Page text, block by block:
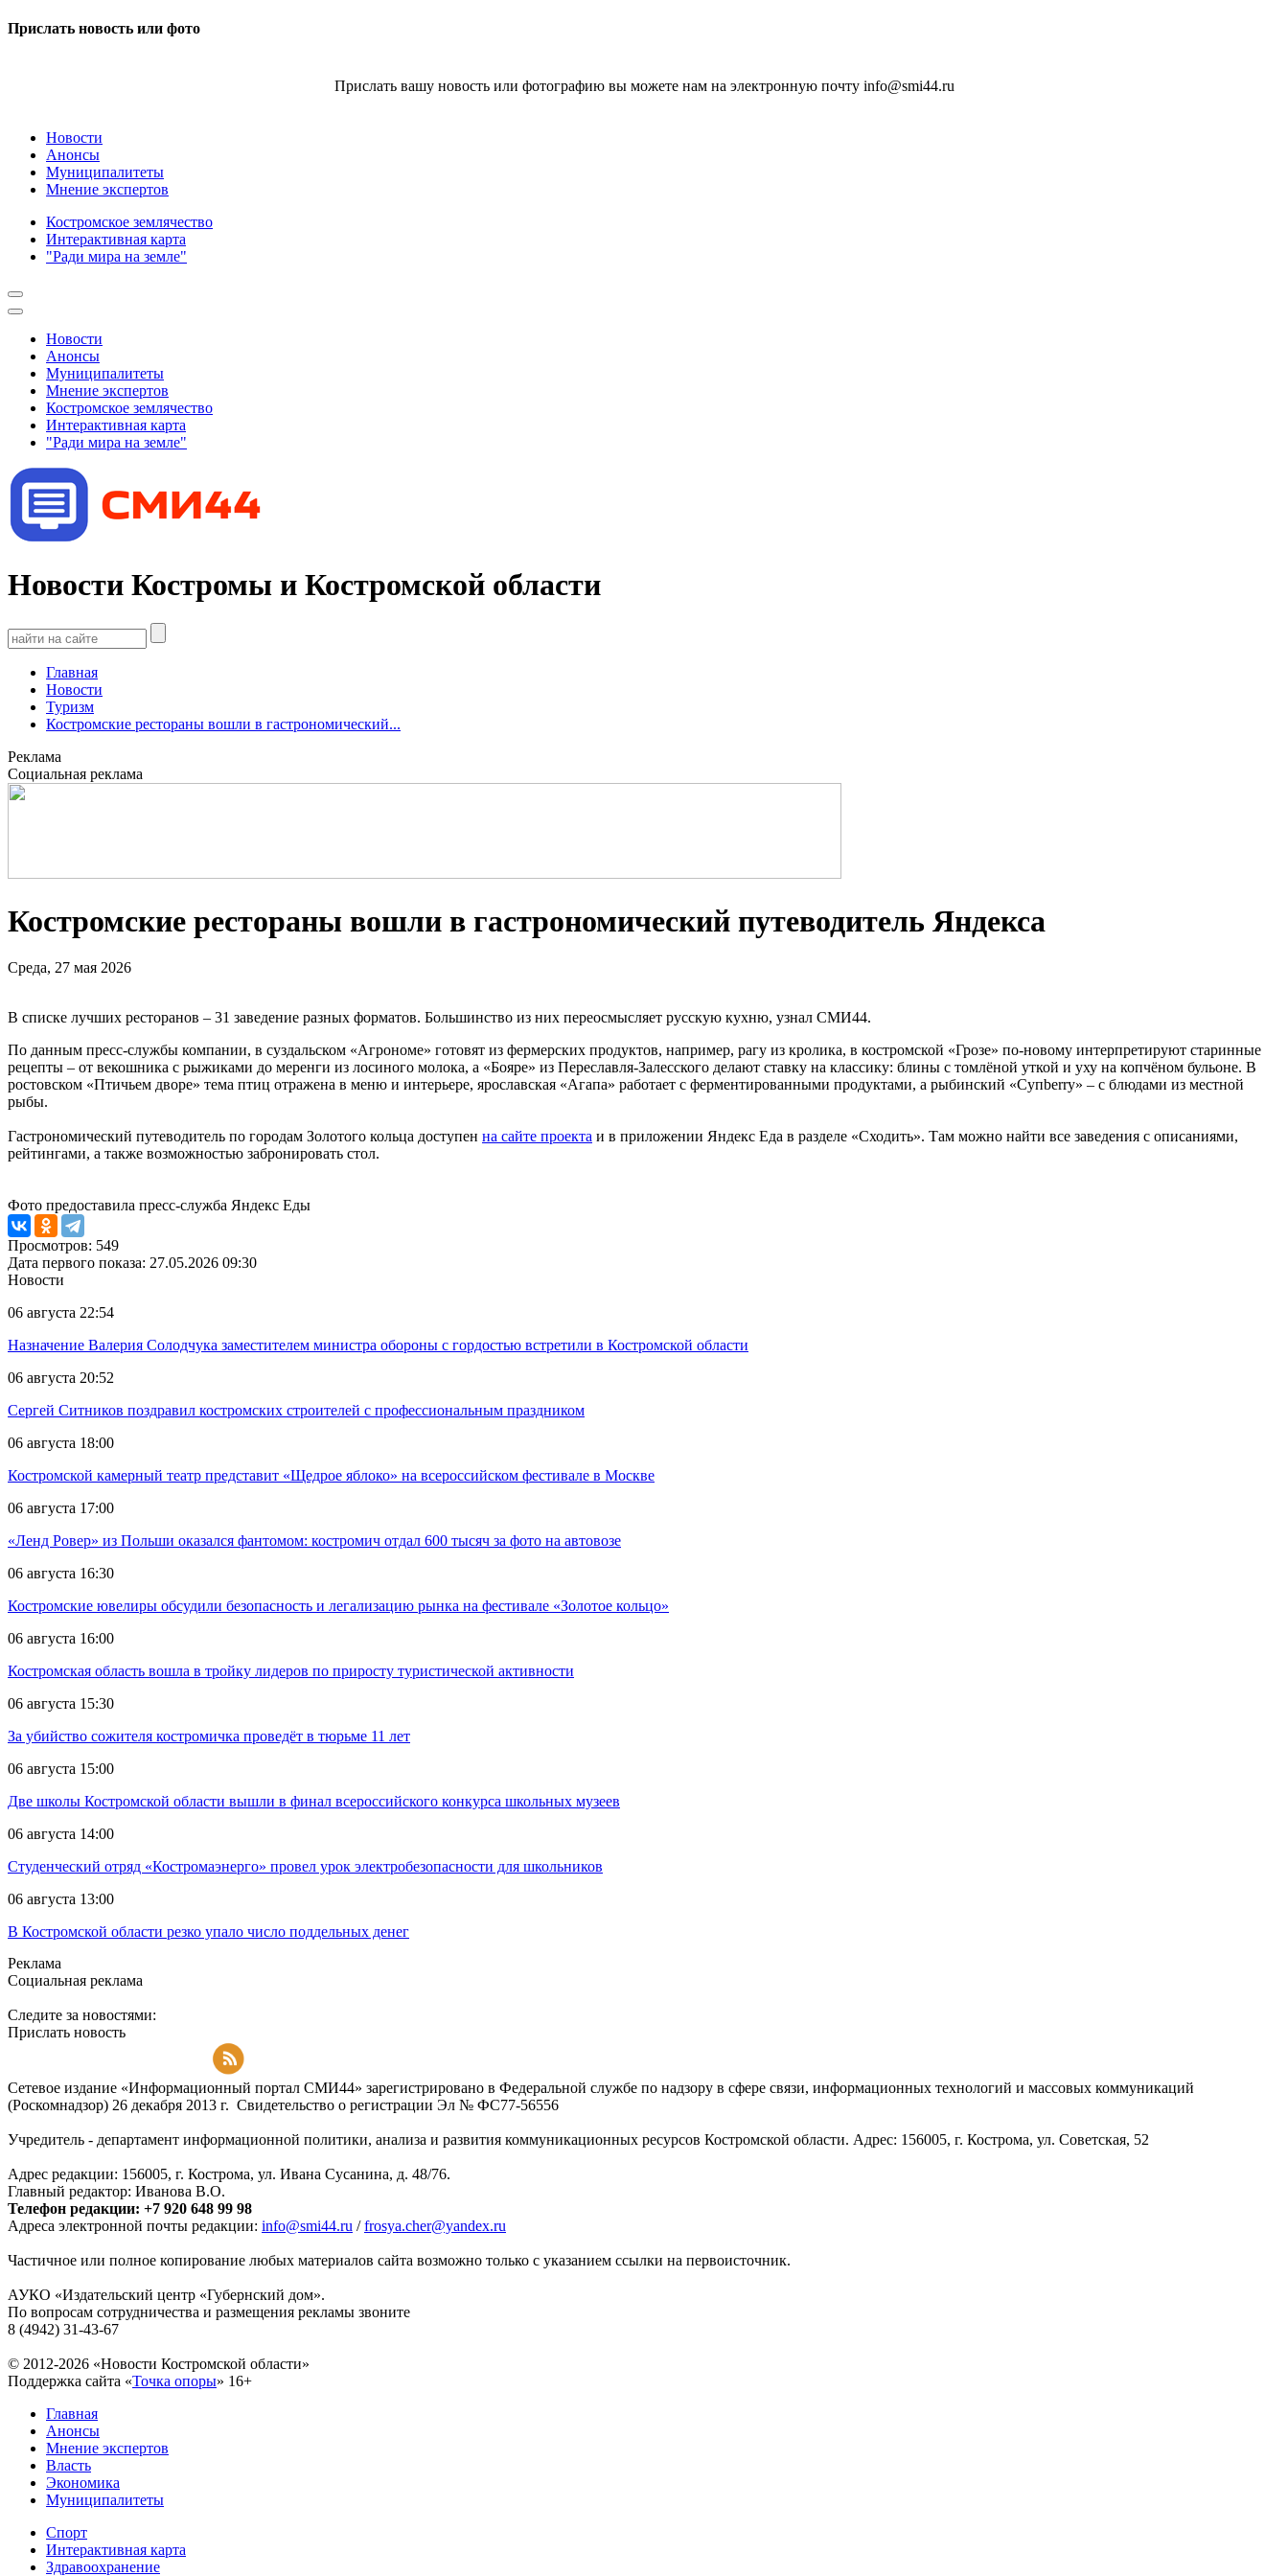
Прислать новость или фото
Прислать вашу новость или фотографию вы можете нам на электронную почту info@smi44.ru
Новости
Анонсы
Муниципалитеты
Мнение экспертов
Костромское землячество
Интерактивная карта
"Ради мира на земле"
Новости
Анонсы
Муниципалитеты
Мнение экспертов
Костромское землячество
Интерактивная карта
"Ради мира на земле"
Новости Костромы и Костромской области
Главная
Новости
Туризм
Костромские рестораны вошли в гастрономический...
Реклама
Социальная реклама
Костромские рестораны вошли в гастрономический путеводитель Яндекса
Среда, 27 мая 2026
В списке лучших ресторанов – 31 заведение разных форматов. Большинство из них переосмысляет русскую кухню, узнал СМИ44.
По данным пресс-службы компании, в суздальском «Агрономе» готовят из фермерских продуктов, например, рагу из кролика, в костромской «Грозе» по-новому интерпретируют старинные
рецепты – от векошника с рыжиками до меренги из лосиного молока, а «Бояре» из Переславля-Залесского делают ставку на классику: блины с томлёной уткой и уху на копчёном бульоне. В
ростовском «Птичьем дворе» тема птиц отражена в меню и интерьере, ярославская «Агапа» работает с ферментированными продуктами, а рыбинский «Супberry» – с блюдами из местной
рыбы.
Гастрономический путеводитель по городам Золотого кольца доступен на сайте проекта и в приложении Яндекс Еда в разделе «Сходить». Там можно найти все заведения с описаниями,
рейтингами, а также возможностью забронировать стол.
Фото предоставила пресс-служба Яндекс Еды
Просмотров: 549
Дата первого показа: 27.05.2026 09:30
Новости
06 августа 22:54
Назначение Валерия Солодчука заместителем министра обороны с гордостью встретили в Костромской области
06 августа 20:52
Сергей Ситников поздравил костромских строителей с профессиональным праздником
06 августа 18:00
Костромской камерный театр представит «Щедрое яблоко» на всероссийском фестивале в Москве
06 августа 17:00
«Ленд Ровер» из Польши оказался фантомом: костромич отдал 600 тысяч за фото на автовозе
06 августа 16:30
Костромские ювелиры обсудили безопасность и легализацию рынка на фестивале «Золотое кольцо»
06 августа 16:00
Костромская область вошла в тройку лидеров по приросту туристической активности
06 августа 15:30
За убийство сожителя костромичка проведёт в тюрьме 11 лет
06 августа 15:00
Две школы Костромской области вышли в финал всероссийского конкурса школьных музеев
06 августа 14:00
Студенческий отряд «Костромаэнерго» провел урок электробезопасности для школьников
06 августа 13:00
В Костромской области резко упало число поддельных денег
Реклама
Социальная реклама
Следите за новостями:
Прислать новость
Сетевое издание «Информационный портал СМИ44» зарегистрировано в Федеральной службе по надзору в сфере связи, информационных технологий и массовых коммуникаций
(Роскомнадзор) 26 декабря 2013 г. Свидетельство о регистрации Эл № ФC77-56556
Учредитель - департамент информационной политики, анализа и развития коммуникационных ресурсов Костромской области. Адрес: 156005, г. Кострома, ул. Советская, 52
Адрес редакции: 156005, г. Кострома, ул. Ивана Сусанина, д. 48/76.
Главный редактор: Иванова В.О.
Телефон редакции: +7 920 648 99 98
Адреса электронной почты редакции: info@smi44.ru /frosya.cher@yandex.ru
Частичное или полное копирование любых материалов сайта возможно только с указанием ссылки на первоисточник.
АУКО «Издательский центр «Губернский дом».
По вопросам сотрудничества и размещения рекламы звоните
8 (4942) 31-43-67
© 2012-2026 «Новости Костромской области»
Поддержка сайта «Точка опоры» 16+
Главная
Анонсы
Мнение экспертов
Власть
Экономика
Муниципалитеты
Спорт
Интерактивная карта
Здравоохранение